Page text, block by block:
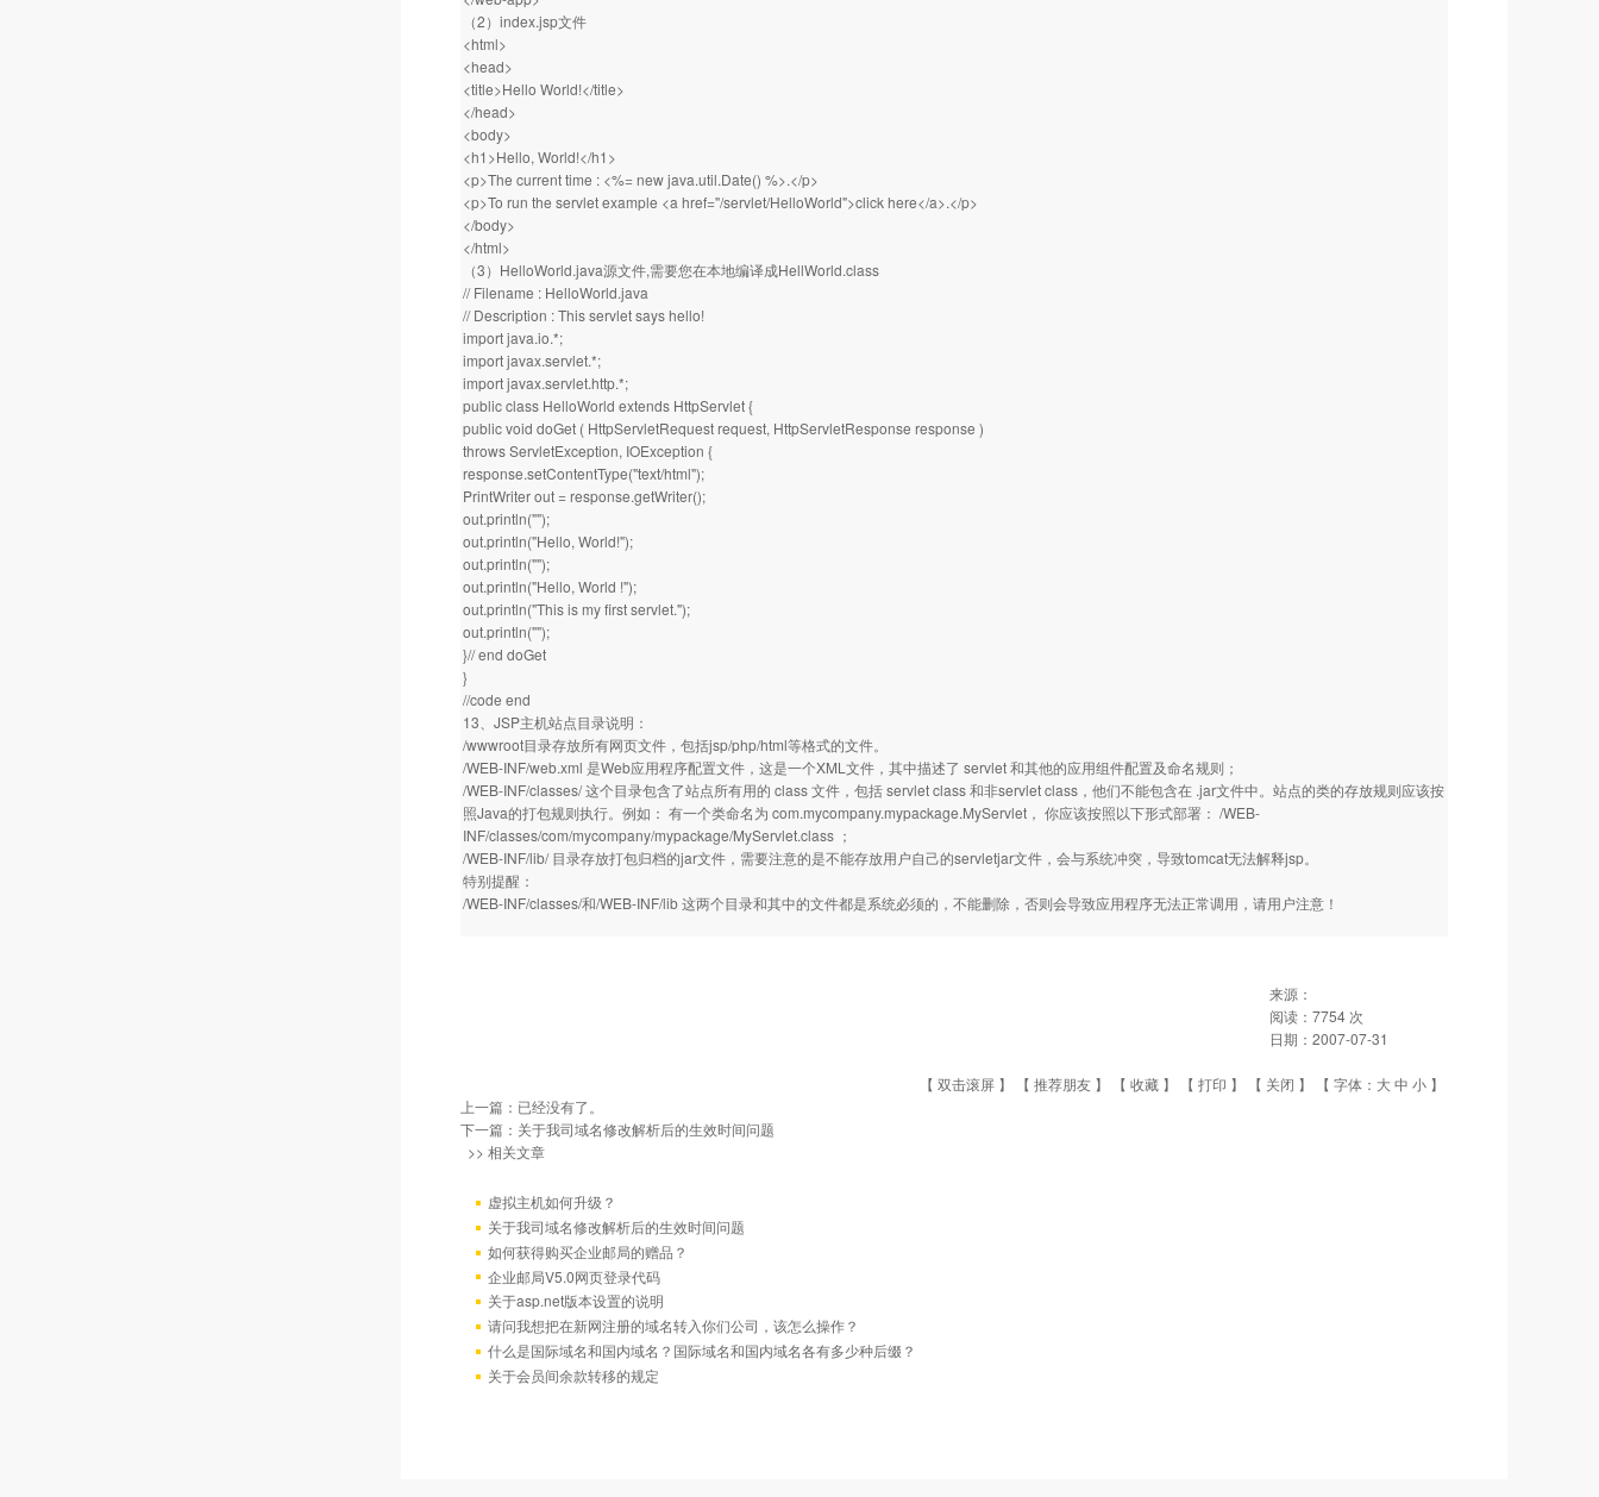
（2）index.jsp文件
<html>
<head>
<title>Hello World!</title>
</head>
<body>
<h1>Hello, World!</h1>
<p>The current time : <%= new java.util.Date() %>.</p>
<p>To run the servlet example <a href="/servlet/HelloWorld">click here</a>.</p>
</body>
</html>
（3）HelloWorld.java源文件,需要您在本地编译成HellWorld.class
// Filename : HelloWorld.java
// Description : This servlet says hello!
import java.io.*;
import javax.servlet.*;
import javax.servlet.http.*;
public class HelloWorld extends HttpServlet {
public void doGet ( HttpServletRequest request, HttpServletResponse response )
throws ServletException, IOException {
response.setContentType("text/html");
PrintWriter out = response.getWriter();
out.println("");
out.println("Hello, World!");
out.println("");
out.println("Hello, World !");
out.println("This is my first servlet.");
out.println("");
}// end doGet
}
//code end
13、JSP主机站点目录说明：
/wwwroot目录存放所有网页文件，包括jsp/php/html等格式的文件。
/WEB-INF/web.xml 是Web应用程序配置文件，这是一个XML文件，其中描述了 servlet 和其他的应用组件配置及命名规则；
/WEB-INF/classes/ 这个目录包含了站点所有用的 class 文件，包括 servlet class 和非servlet class，他们不能包含在 .jar文件中。站点的类的存放规则应该按
照Java的打包规则执行。例如： 有一个类命名为 com.mycompany.mypackage.MyServlet， 你应该按照以下形式部署： /WEB-
INF/classes/com/mycompany/mypackage/MyServlet.class ；
/WEB-INF/lib/ 目录存放打包归档的jar文件，需要注意的是不能存放用户自己的servletjar文件，会与系统冲突，导致tomcat无法解释jsp。
特别提醒：
/WEB-INF/classes/和/WEB-INF/lib 这两个目录和其中的文件都是系统必须的，不能删除，否则会导致应用程序无法正常调用，请用户注意！
来源：
阅读： 7754 次
日期： 2007-07-31
【 双击滚屏 】 【 推荐朋友 】 【 收藏 】 【 打印 】 【 关闭 】 【 字体： 大中 小 】
上一篇：已经没有了。
下一篇： 关于我司域名修改解析后的生效时间问题
>> 相关文章
虚拟主机如何升级？
关于我司域名修改解析后的生效时间问题
如何获得购买企业邮局的赠品？
企业邮局V5.0网页登录代码
关于asp.net版本设置的说明
请问我想把在新网注册的域名转入你们公司，该怎么操作？
什么是国际域名和国内域名？国际域名和国内域名各有多少种后缀？
关于会员间余款转移的规定